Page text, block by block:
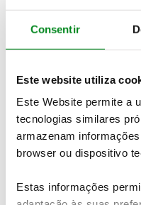
Consentir
Este website utiliza
Este Website permite a
tecnologias similares
armazenam
browser ou dispositivo
Estas informações